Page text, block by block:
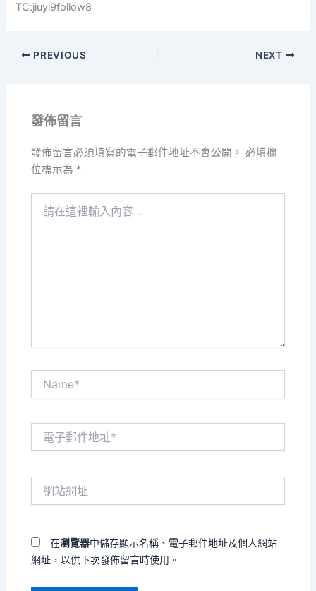
TC:jiuyi9follow8
PREVIOUS NEXT
發佈留言
發佈留言必須填寫的電子郵件地址不會公開。 必填欄
位標示為 *
在瀏覽器中儲存顯示名稱、電子郵件地址及個人網站
網址，以供下次發佈留言時使用。